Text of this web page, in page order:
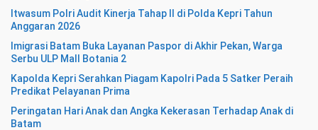
Itwasum Polri Audit Kinerja Tahap II di Polda Kepri Tahun
Anggaran 2026
Imigrasi Batam Buka Layanan Paspor di Akhir Pekan, Warga
Serbu ULP Mall Botania 2
Kapolda Kepri Serahkan Piagam Kapolri Pada 5 Satker Peraih
Predikat Pelayanan Prima
Peringatan Hari Anak dan Angka Kekerasan Terhadap Anak di
Batam